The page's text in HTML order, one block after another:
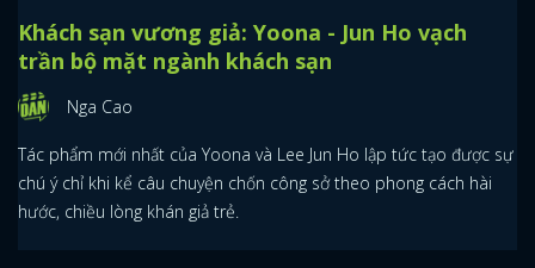
Khách sạn vương giả: Yoona - Jun Ho vạch
trần bộ mặt ngành khách sạn
Nga Cao
Tác phẩm mới nhất của Yoona và Lee Jun Ho lập tức tạo được sự
chú ý chỉ khi kể câu chuyện chốn công sở theo phong cách hài
hước, chiều lòng khán giả trẻ.